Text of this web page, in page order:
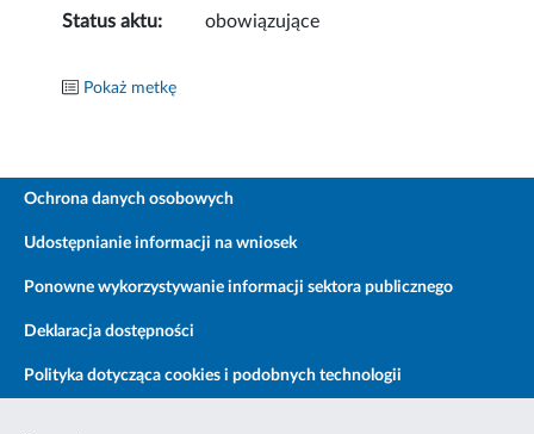
Status aktu: obowiązujące
Pokaż metkę
Ochrona danych osobowych
Udostępnianie informacji na wniosek
Ponowne wykorzystywanie informacji sektora publicznego
Deklaracja dostępności
Polityka dotycząca cookies i podobnych technologii